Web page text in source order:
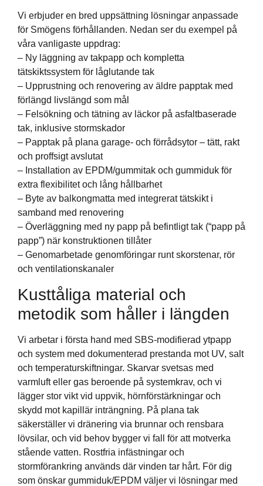
Vi erbjuder en bred uppsättning lösningar anpassade
för Smögens förhållanden. Nedan ser du exempel på
våra vanligaste uppdrag:
– Ny läggning av takpapp och kompletta
tätskiktssystem för låglutande tak
– Upprustning och renovering av äldre papptak med
förlängd livslängd som mål
– Felsökning och tätning av läckor på asfaltbaserade
tak, inklusive stormskador
– Papptak på plana garage- och förrådsytor – tätt, rakt
och proffsigt avslutat
– Installation av EPDM/gummitak och gummiduk för
extra flexibilitet och lång hållbarhet
– Byte av balkongmatta med integrerat tätskikt i
samband med renovering
– Överläggning med ny papp på befintligt tak (“papp på
papp”) när konstruktionen tillåter
– Genomarbetade genomföringar runt skorstenar, rör
och ventilationskanaler
Kusttåliga material och
metodik som håller i längden
Vi arbetar i första hand med SBS-modifierad ytpapp
och system med dokumenterad prestanda mot UV, salt
och temperaturskiftningar. Skarvar svetsas med
varmluft eller gas beroende på systemkrav, och vi
lägger stor vikt vid uppvik, hörnförstärkningar och
skydd mot kapillär inträngning. På plana tak
säkerställer vi dränering via brunnar och rensbara
lövsilar, och vid behov bygger vi fall för att motverka
stående vatten. Rostfria infästningar och
stormförankring används där vinden tar hårt. För dig
som önskar gummiduk/EPDM väljer vi lösningar med